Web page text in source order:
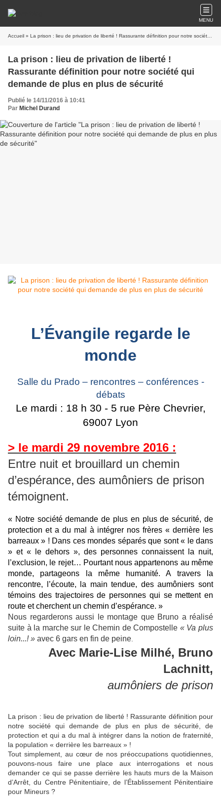
MENU
Accueil » La prison : lieu de privation de liberté ! Rassurante définition pour notre société qui demande de plus en plus de sécurité
La prison : lieu de privation de liberté !
Rassurante définition pour notre société qui
demande de plus en plus de sécurité
Publié le 14/11/2016 à 10:41
Par Michel Durand
L’Évangile regarde le
monde
Salle du Prado – rencontres – conférences -
débats
Le mardi : 18 h 30 - 5 rue Père Chevrier,
69007 Lyon
> le mardi 29 novembre 2016 :
Entre nuit et brouillard un chemin
d’espérance, des aumôniers de prison
témoignent.
« Notre société demande de plus en plus de sécurité, de
protection et a du mal à intégrer nos frères « derrière les
barreaux » ! Dans ces mondes séparés que sont « le dans
» et « le dehors », des personnes connaissent la nuit,
l’exclusion, le rejet… Pourtant nous appartenons au même
monde, partageons la même humanité. A travers la
rencontre, l’écoute, la main tendue, des aumôniers sont
témoins des trajectoires de personnes qui se mettent en
route et cherchent un chemin d’espérance. »
Nous regarderons aussi le montage que Bruno a réalisé
suite à la marche sur le Chemin de Compostelle « Va plus
loin...! » avec 6 gars en fin de peine
Avec Marie-Lise Milhé, Bruno
Lachnitt,
aumôniers de prison
La prison : lieu de privation de liberté ! Rassurante définition pour
notre société qui demande de plus en plus de sécurité, de
protection et qui a du mal à intégrer dans la notion de fraternité,
la population « derrière les barreaux » !
Tout simplement, au cœur de nos préoccupations quotidiennes,
pouvons-nous faire une place aux interrogations et nous
demander ce qui se passe derrière les hauts murs de la Maison
d’Arrêt, du Centre Pénitentiaire, de l’Établissement Pénitentiaire
pour Mineurs ?